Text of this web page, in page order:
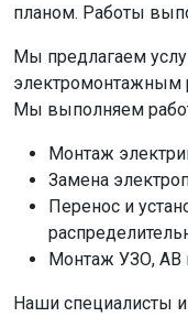
планом. Работы
Мы предлагаем
электромонтажным
Мы выполняем
Монтаж
Замена
Перенос и
Монтаж УЗО, АВ
Наши специалисты